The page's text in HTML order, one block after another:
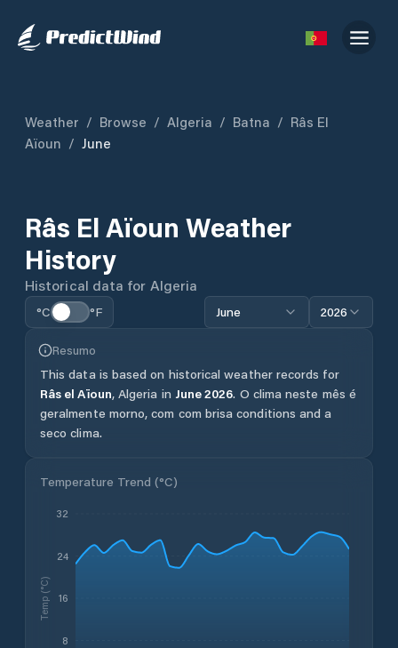
Weather / Browse / Algeria / Batna / Râs El
Aïoun / June
Râs El Aïoun Weather
History
Historical data for Algeria
°C °F June 2026
Resumo
This data is based on historical weather records for
Râs el Aïoun, Algeria in June2026. O clima neste mês é
geralmente morno, com com brisa conditions and a
seco clima.
Temperature Trend (°C)
8
16
24
32
Temp (°C)